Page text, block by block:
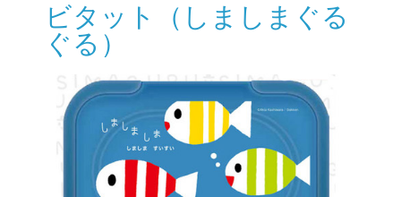
ビタット（しましまぐる
ぐる）